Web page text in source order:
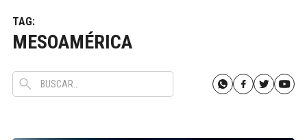
TAG:
MESOAMÉRICA